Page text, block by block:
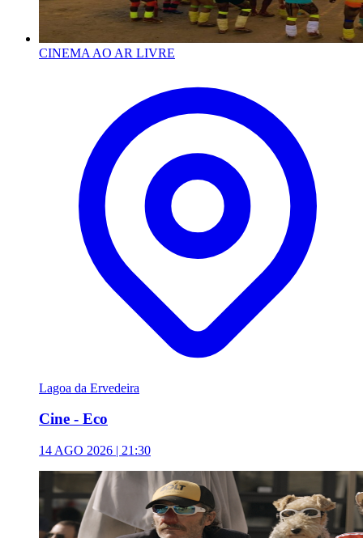
CINEMA AO AR LIVRE
Lagoa da Ervedeira
Cine - Eco
14 AGO 2026 | 21:30